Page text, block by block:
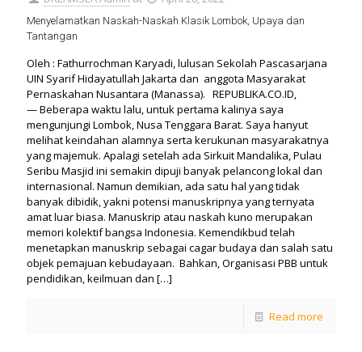
Menyelamatkan Naskah-Naskah Klasik Lombok, Upaya dan
Tantangan
Oleh : Fathurrochman Karyadi, lulusan Sekolah Pascasarjana
UIN Syarif Hidayatullah Jakarta dan anggota Masyarakat
Pernaskahan Nusantara (Manassa). REPUBLIKA.CO.ID,
— Beberapa waktu lalu, untuk pertama kalinya saya
mengunjungi Lombok, Nusa Tenggara Barat. Saya hanyut
melihat keindahan alamnya serta kerukunan masyarakatnya
yang majemuk. Apalagi setelah ada Sirkuit Mandalika, Pulau
Seribu Masjid ini semakin dipuji banyak pelancong lokal dan
internasional. Namun demikian, ada satu hal yang tidak
banyak dibidik, yakni potensi manuskripnya yang ternyata
amat luar biasa. Manuskrip atau naskah kuno merupakan
memori kolektif bangsa Indonesia. Kemendikbud telah
menetapkan manuskrip sebagai cagar budaya dan salah satu
objek pemajuan kebudayaan. Bahkan, Organisasi PBB untuk
pendidikan, keilmuan dan […]
Read more